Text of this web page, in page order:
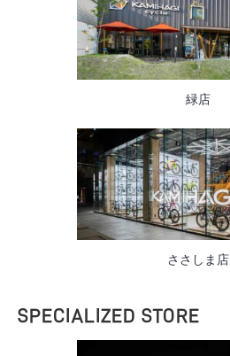
緑店
ささしま店
SPECIALIZED STORE